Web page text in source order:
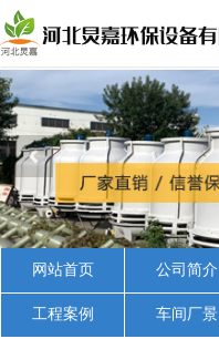
网站首页 公司简介
工程案例 车间厂景